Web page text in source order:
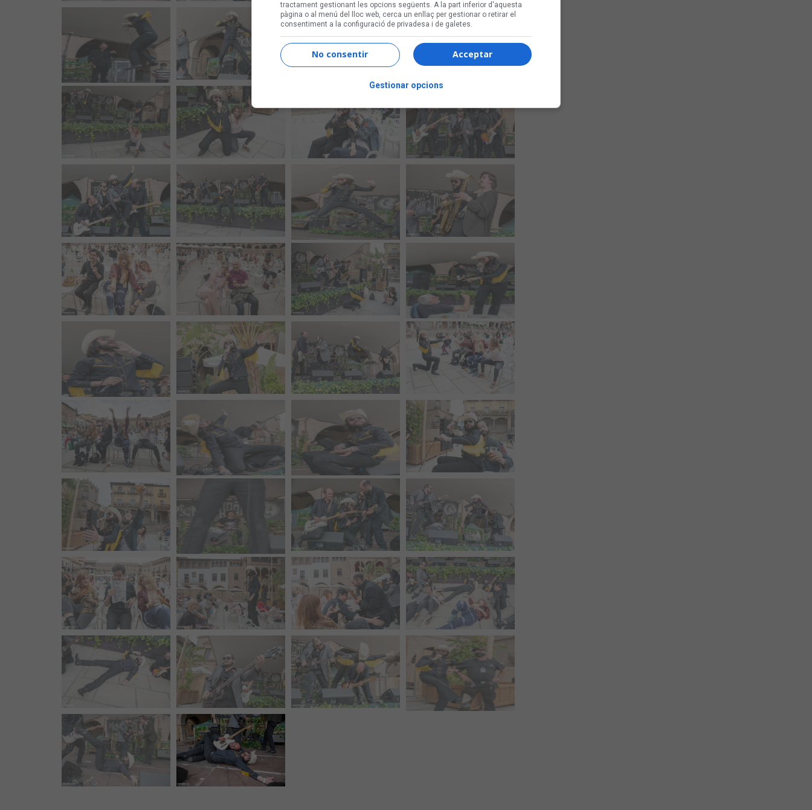
tractament gestionant les opcions següents. A la part inferior d'aquesta
pàgina o al menú del lloc web, cerca un enllaç per gestionar o retirar el
consentiment a la configuració de privadesa i de galetes.
Acceptar
No consentir
Gestionar opcions